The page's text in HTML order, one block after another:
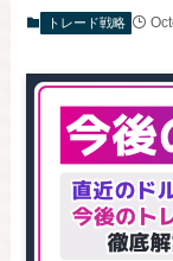
トレード戦略